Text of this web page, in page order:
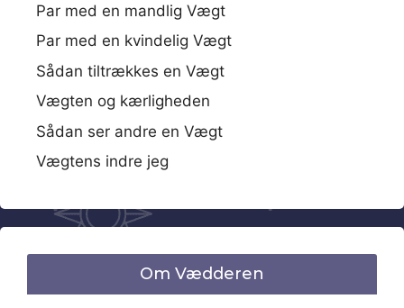
Par med en mandlig Vægt
Par med en kvindelig Vægt
Sådan tiltrækkes en Vægt
Vægten og kærligheden
Sådan ser andre en Vægt
Vægtens indre jeg
Om Vædderen